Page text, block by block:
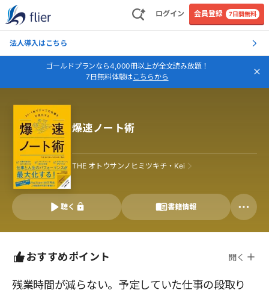
ログイン 会員登録 7日間無料
法人導入はこちら
ゴールドプランなら4,000冊以上が全文読み放題！
7日無料体験はこちらから
爆速ノート術
THE オトウサンノヒミツキチ・Kei
聴く 書籍情報
おすすめポイント 開く
残業時間が減らない。予定していた仕事の段取り